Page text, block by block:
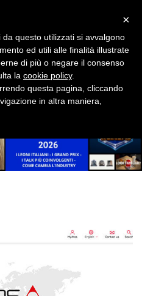
×
questo utilizzati si avvalgono
ed utili alle finalità illustrate
di più o negare il consenso
la cookie policy.
questa pagina, cliccando
in altra maniera,